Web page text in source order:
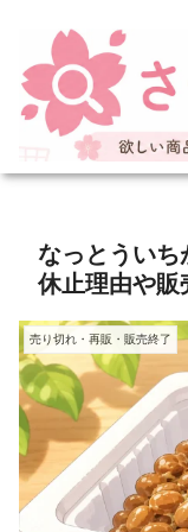
なっとういち
休止理由や販
売り切れ・再販・販売終了